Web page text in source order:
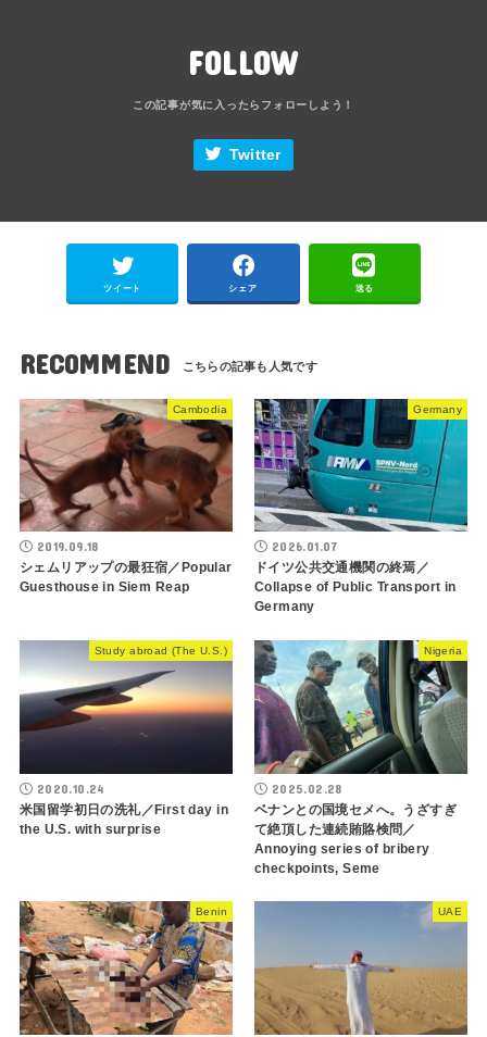
FOLLOW
Twitter
ツイート シェア 送る
RECOMMEND
Cambodia
2019.09.18
シェムリアップの最狂宿／Popular
Guesthouse in Siem Reap
Germany
2026.01.07
ドイツ公共交通機関の終焉／
Collapse of Public Transport in
Germany
Study abroad (The U.S.)
2020.10.24
米国留学初日の洗礼／First day in
the U.S. with surprise
Nigeria
2025.02.28
ベナンとの国境セメへ。うざすぎ
て絶頂した連続賄賂検問／
Annoying series of bribery
checkpoints, Seme
Benin UAE